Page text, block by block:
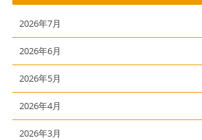
2026年7月
2026年6月
2026年5月
2026年4月
2026年3月